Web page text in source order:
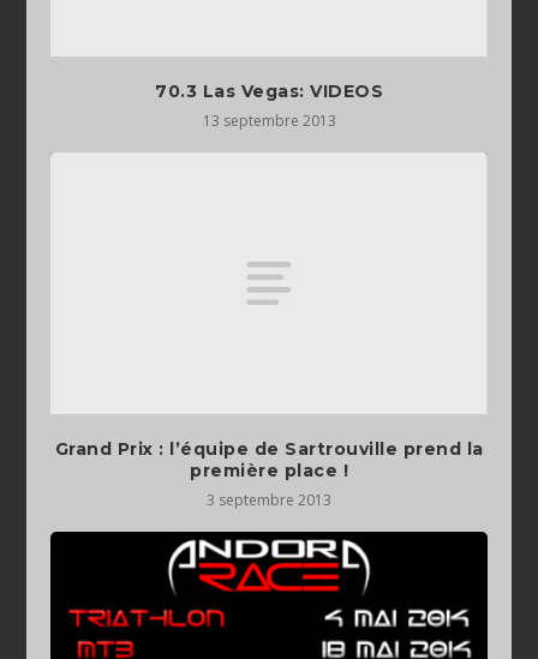
70.3 Las Vegas: VIDEOS
13 septembre 2013
Grand Prix : l’équipe de Sartrouville prend la
première place !
3 septembre 2013